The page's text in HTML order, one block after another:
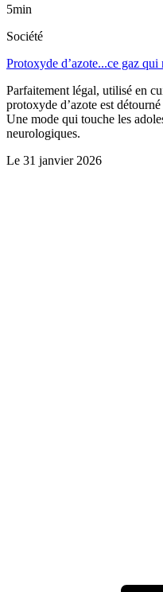
5min
Société
Protoxyde d’azote...ce gaz qui
Parfaitement légal, utilisé en
protoxyde d’azote est
Une mode qui touche les
neurologiques.
Le 31 janvier 2026